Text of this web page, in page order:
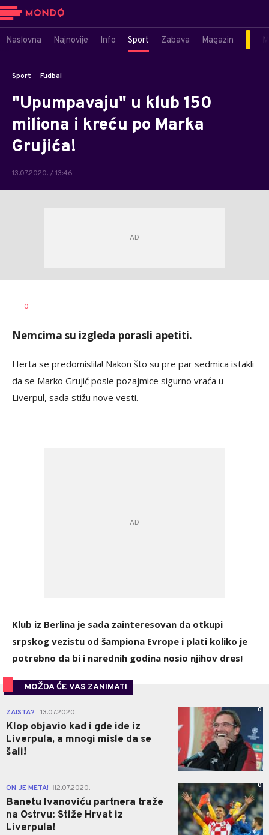
Naslovna Najnovije Info Sport Zabava Magazin
Sport Fudbal
"Upumpavaju" u klub 150
miliona i kreću po Marka
Grujića!
13.07.2020. / 13:46
AUTOR
0
Nemcima su izgleda porasli apetiti.
Herta se predomislila! Nakon što su pre par sedmica istakli
da se Marko Grujić posle pozajmice sigurno vraća u
Liverpul, sada stižu nove vesti.
Klub iz Berlina je sada zainteresovan da otkupi
srpskog vezistu od šampiona Evrope i plati koliko je
potrebno da bi i narednih godina nosio njihov dres!
MOŽDA ĆE VAS ZANIMATI
ZAISTA? 13.07.2020.
Klop objavio kad i gde ide iz
Liverpula, a mnogi misle da se
šali!
0
ON JE META! 12.07.2020.
Banetu Ivanoviću partnera traže
na Ostrvu: Stiže Hrvat iz
Liverpula!
0